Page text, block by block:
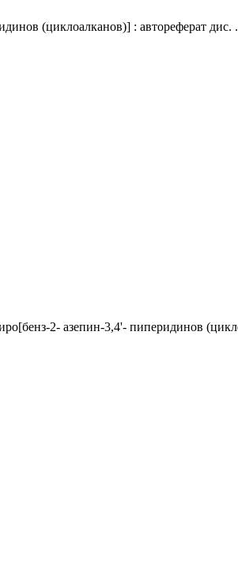
(циклоалканов)] : автореферат
2- азепин-3,4'- пиперидинов